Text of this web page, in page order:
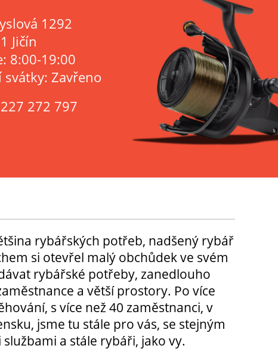
1292
Jičín
8:00-19:00
svátky: Zavřeno
272 797
rybářských potřeb, nadšený rybář
si otevřel malý obchůdek ve svém
rybářské potřeby, zanedlouho
a větší prostory. Po více
s více než 40 zaměstnanci, v
jsme tu stále pro vás, se stejným
a stále rybáři, jako vy.